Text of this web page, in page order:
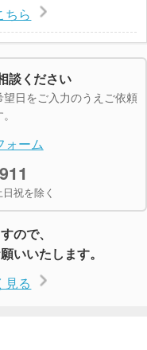
ちら
談ください
日をご入力のうえご依頼
ォーム
祝を除く
ので、
いいたします。
見る